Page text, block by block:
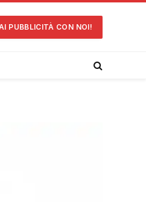
PUBBLICITÀ CON NOI!